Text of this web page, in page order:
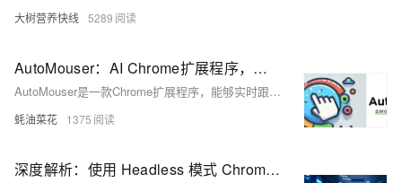
大树营养快线 5289
AutoMouser：AI Chrome扩展程序，实时跟踪用户的浏览器操作，自动生成自动化操作脚本
AutoMouser是一款Chrome扩展程序，能够实时跟踪用户交互行为，并基于OpenAI的GPT模型自动生成Selenium测试代码，简化自动化测试流程。
蚝油菜花 1375
深度解析：使用 Headless 模式 ChromeDriver 进行无界面浏览器操作